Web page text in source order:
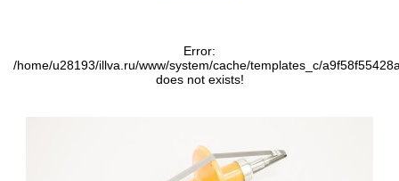
Error:
/home/u28193/illva.ru/www/system/cache/templates_c/
does not exists!